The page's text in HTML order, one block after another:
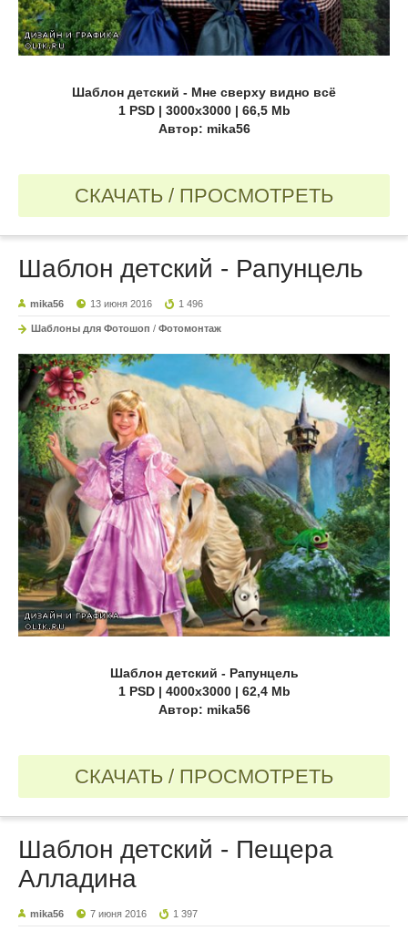
Шаблон детский - Мне сверху видно всё
1 PSD | 3000х3000 | 66,5 Mb
Автор: mika56
СКАЧАТЬ / ПРОСМОТРЕТЬ
Шаблон детский - Рапунцель
mika56 13 июня 2016 1 496
Шаблоны для Фотошоп / Фотомонтаж
Шаблон детский - Рапунцель
1 PSD | 4000х3000 | 62,4 Mb
Автор: mika56
СКАЧАТЬ / ПРОСМОТРЕТЬ
Шаблон детский - Пещера
Алладина
mika56 7 июня 2016 1 397